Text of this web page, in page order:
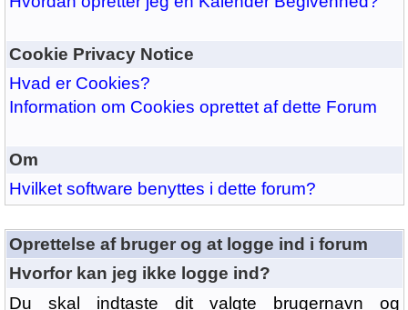
Cookie Privacy Notice
Hvad er Cookies?
Information om Cookies oprettet af dette Forum
Om
Hvilket software benyttes i dette forum?
Oprettelse af bruger og at logge ind i forum
Hvorfor kan jeg ikke logge ind?
Du skal indtaste dit valgte brugernavn og